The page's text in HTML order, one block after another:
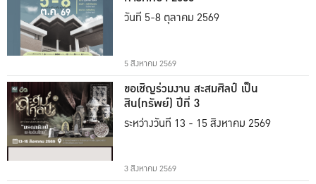
วันที่ 5-8 ตุลาคม 2569
5 สิงหาคม 2569
ขอเชิญร่วมงาน สะสมศิลป์ เป็น
สิน(ทรัพย์) ปีที่ 3
ระหว่างวันที่ 13 - 15 สิงหาคม 2569
3 สิงหาคม 2569